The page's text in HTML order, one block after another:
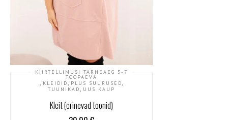
KIIRTELLIMUS! TARNEAEG 5-7
TÖÖPÄEVA
, KLEIDID, PLUS SUURUSED,
TUUNIKAD, UUS KAUP
Kleit (erinevad toonid)